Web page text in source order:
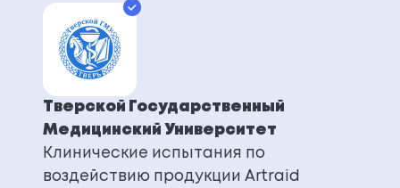
Тверской Государственный
Медицинский Университет
Клинические испытания по
воздействию продукции Artraid